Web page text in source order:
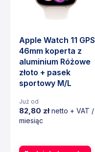
Apple Watch 11 GPS
46mm koperta z
aluminium Różowe
złoto + pasek
sportowy M/L
Już od
82,80 złnetto + VAT /
miesiąc